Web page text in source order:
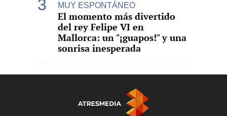
MUY ESPONTÁNEO
El momento más divertido
del rey Felipe VI en
Mallorca: un "¡guapos!" y una
sonrisa inesperada